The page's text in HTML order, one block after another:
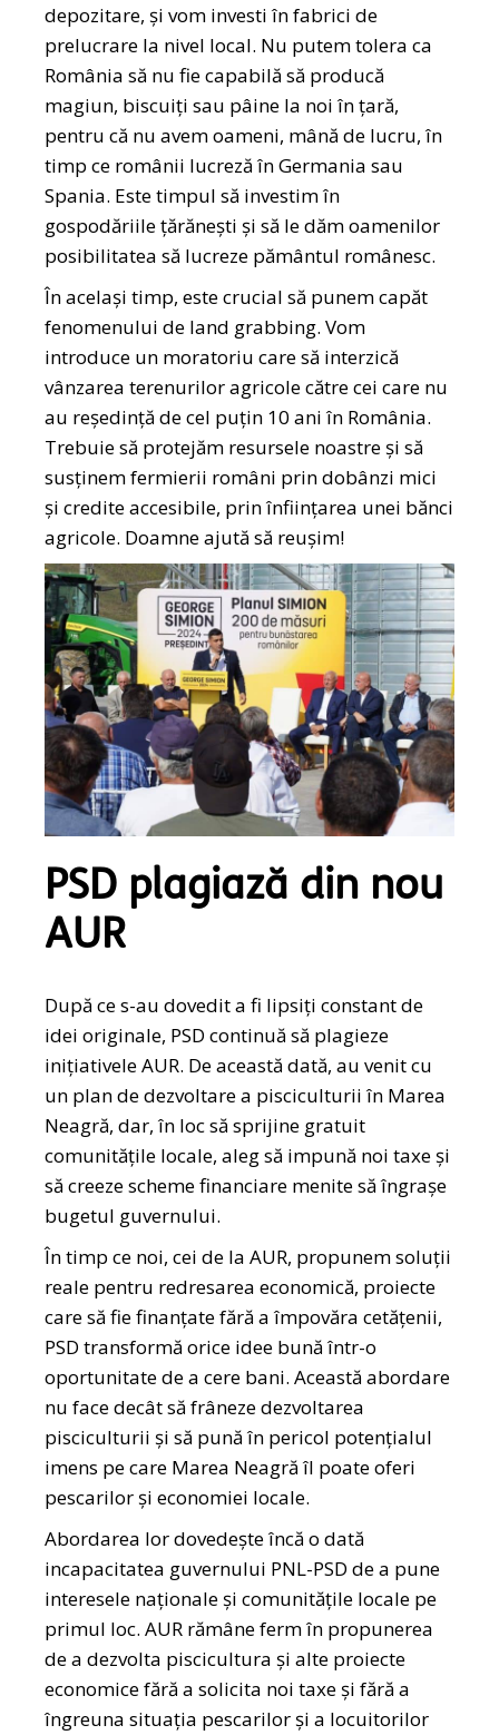
depozitare, și vom investi în fabrici de
prelucrare la nivel local. Nu putem tolera ca
România să nu fie capabilă să producă
magiun, biscuiți sau pâine la noi în țară,
pentru că nu avem oameni, mână de lucru, în
timp ce românii lucreză în Germania sau
Spania. Este timpul să investim în
gospodăriile țărănești și să le dăm oamenilor
posibilitatea să lucreze pământul românesc.
În același timp, este crucial să punem capăt
fenomenului de land grabbing. Vom
introduce un moratoriu care să interzică
vânzarea terenurilor agricole către cei care nu
au reședință de cel puțin 10 ani în România.
Trebuie să protejăm resursele noastre și să
susținem fermierii români prin dobânzi mici
și credite accesibile, prin înființarea unei bănci
agricole. Doamne ajută să reușim!
PSD plagiază din nou
AUR
După ce s-au dovedit a fi lipsiți constant de
idei originale, PSD continuă să plagieze
inițiativele AUR. De această dată, au venit cu
un plan de dezvoltare a pisciculturii în Marea
Neagră, dar, în loc să sprijine gratuit
comunitățile locale, aleg să impună noi taxe și
să creeze scheme financiare menite să îngrașe
bugetul guvernului.
În timp ce noi, cei de la AUR, propunem soluții
reale pentru redresarea economică, proiecte
care să fie finanțate fără a împovăra cetățenii,
PSD transformă orice idee bună într-o
oportunitate de a cere bani. Această abordare
nu face decât să frâneze dezvoltarea
pisciculturii și să pună în pericol potențialul
imens pe care Marea Neagră îl poate oferi
pescarilor și economiei locale.
Abordarea lor dovedește încă o dată
incapacitatea guvernului PNL-PSD de a pune
interesele naționale și comunitățile locale pe
primul loc. AUR rămâne ferm în propunerea
de a dezvolta piscicultura și alte proiecte
economice fără a solicita noi taxe și fără a
îngreuna situația pescarilor și a locuitorilor